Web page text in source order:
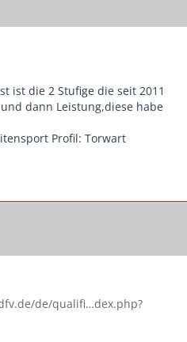
ist die 2 Stufige die seit 2011
dann Leistung,diese habe
Profil: Torwart
de/qualifi…dex.php?